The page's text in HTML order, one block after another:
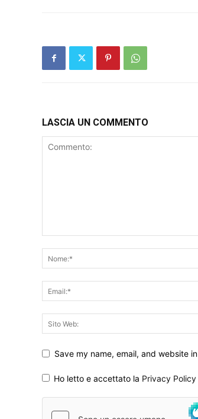
LASCIA UN COMMENTO
Save my name, email, and website
Ho letto e accettato la Privacy Policy